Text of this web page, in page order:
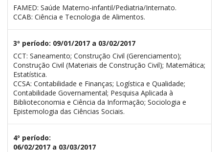
FAMED: Saúde Materno-infantil/Pediatria/Internato.
CCAB: Ciência e Tecnologia de Alimentos.
3º período: 09/01/2017 a 03/02/2017
CCT: Saneamento; Construção Civil (Gerenciamento);
Construção Civil (Materiais de Construção Civil); Matemática;
Estatística.
CCSA: Contabilidade e Finanças; Logística e Qualidade;
Contabilidade Governamental; Pesquisa Aplicada à
Biblioteconomia e Ciência da Informação; Sociologia e
Epistemologia das Ciências Sociais.
4º período:
06/02/2017 a 03/03/2017